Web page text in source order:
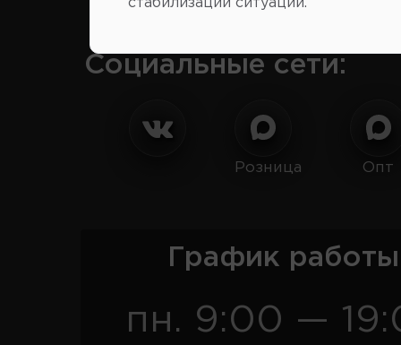
Социальные сети:
Розница Опт
График
пн. 9:00 —
стабилизации ситуации.